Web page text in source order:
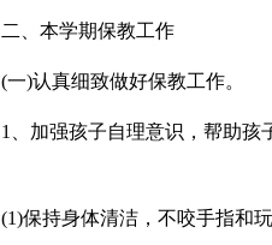
二、本学期保教工作
(一)认真细致做好保教工作。
1、加强孩子自理意识，帮助孩
(1)保持身体清洁，不咬手指和